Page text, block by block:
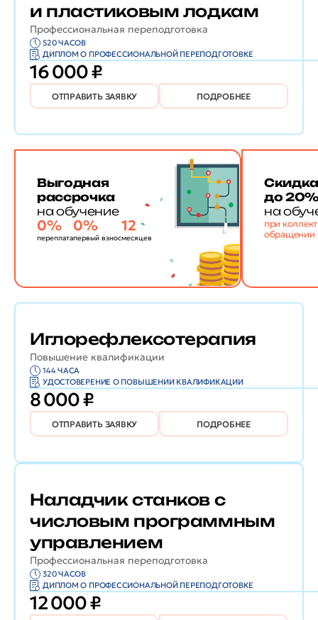
Профессиональная переподготовка
и пластиковым лодкам
520 ЧАСОВ
ДИПЛОМ О ПРОФЕССИОНАЛЬНОЙ ПЕРЕПОДГОТОВКЕ
16 000 ₽
ОТПРАВИТЬ ЗАЯВКУ ПОДРОБНЕЕ
Выгодная
рассрочка
на обучение
0%
переплата
0%
первый взнос
12
месяцев
до
на
при
обращении
Повышение квалификации
Иглорефлексотерапия
144 ЧАСА
УДОСТОВЕРЕНИЕ О ПОВЫШЕНИИ КВАЛИФИКАЦИИ
8 000 ₽
ОТПРАВИТЬ ЗАЯВКУ ПОДРОБНЕЕ
Профессиональная переподготовка
Наладчик станков с
числовым программным
управлением
320 ЧАСОВ
ДИПЛОМ О ПРОФЕССИОНАЛЬНОЙ ПЕРЕПОДГОТОВКЕ
12 000 ₽